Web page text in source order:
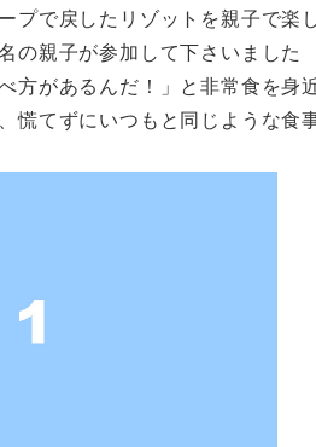
プで戻したリゾットを親子で楽
の親子が参加して下さいました
方があるんだ！」と非常食を身
慌てずにいつもと同じような食